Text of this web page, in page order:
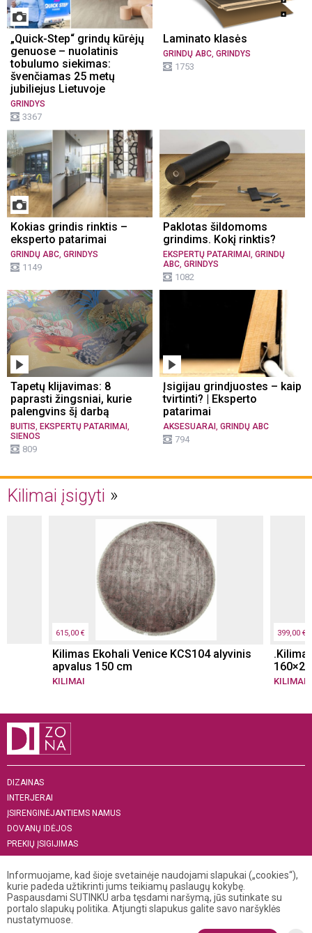
„Quick-Step“ grindų kūrėjų
genuose – nuolatinis
tobulumo siekimas:
švenčiamas 25 metų
jubiliejus Lietuvoje
GRINDYS
3367
Laminato klasės
GRINDŲ ABC, GRINDYS
1753
Kokias grindis rinktis –
eksperto patarimai
GRINDŲ ABC GRINDYS
1149
Paklotas šildomoms
grindims. Kokį rinktis?
EKSPERTŲ PATARIMAI GRINDŲ
ABC GRINDYS
1082
Tapetų klijavimas: 8
paprasti žingsniai, kurie
palengvins šį darbą
BUITIS, EKSPERTŲ PATARIMAI ,
SIENOS
809
Įsigijau grindjuostes – kaip
tvirtinti? | Eksperto
patarimai
AKSESUARAI , GRINDŲ ABC
794
Kilimai įsigyti
615,00 €
Kilimas Ekohali Venice KCS104 alyvinis
apvalus 150 cm
KILIMAI
399,00 €
KILIMAI
DIZAINAS
INTERJERAI
ĮSIRENGINĖJANTIEMS NAMUS
DOVANŲ IDĖJOS
PREKIŲ ĮSIGIJIMAS
„MENAS INTERJERUI 2019“
+370 521 04 141
info@dizona.lt
Informuojame, kad šioje svetainėje naudojami slapukai („cookies“),
kurie padeda užtikrinti jums teikiamų paslaugų kokybę.
Paspausdami SUTINKU arba tęsdami naršymą, jūs sutinkate su
portalo slapukų politika. Atjungti slapukus galite savo naršyklės
nustatymuose.